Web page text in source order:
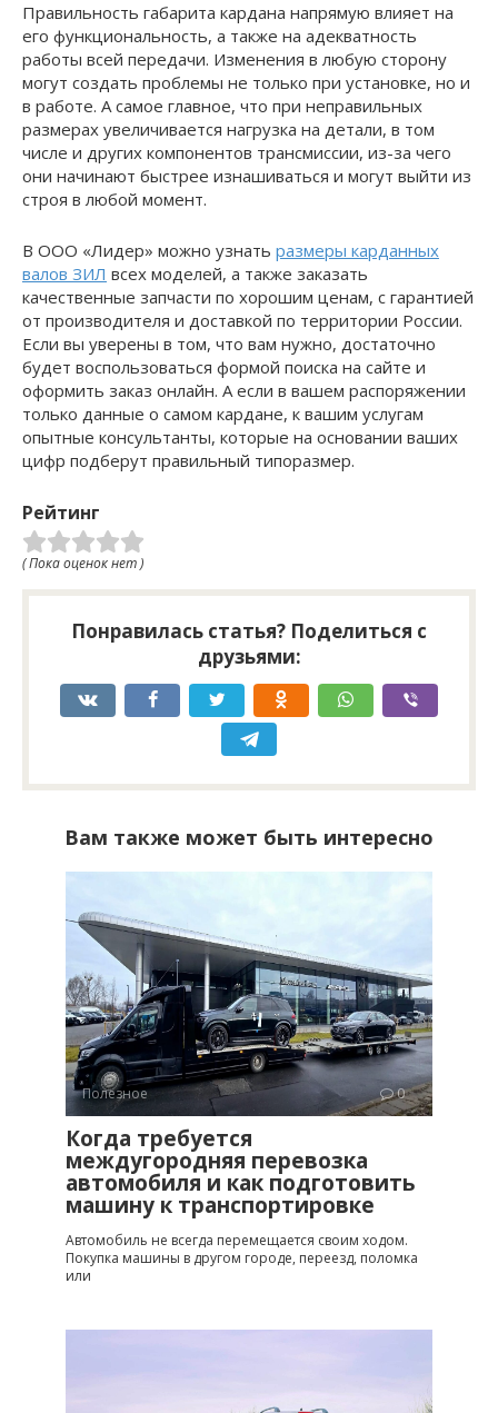
Правильность габарита кардана напрямую влияет на
его функциональность, а также на адекватность
работы всей передачи. Изменения в любую сторону
могут создать проблемы не только при установке, но и
в работе. А самое главное, что при неправильных
размерах увеличивается нагрузка на детали, в том
числе и других компонентов трансмиссии, из-за чего
они начинают быстрее изнашиваться и могут выйти из
строя в любой момент.
В ООО «Лидер» можно узнать размеры карданных
валов ЗИЛ всех моделей, а также заказать
качественные запчасти по хорошим ценам, с гарантией
от производителя и доставкой по территории России.
Если вы уверены в том, что вам нужно, достаточно
будет воспользоваться формой поиска на сайте и
оформить заказ онлайн. А если в вашем распоряжении
только данные о самом кардане, к вашим услугам
опытные консультанты, которые на основании ваших
цифр подберут правильный типоразмер.
Рейтинг
( Пока оценок нет )
Понравилась статья? Поделиться с
друзьями:
Вам также может быть интересно
Полезное 0
Когда требуется
междугородняя перевозка
автомобиля и как подготовить
машину к транспортировке
Автомобиль не всегда перемещается своим ходом.
Покупка машины в другом городе, переезд, поломка
или